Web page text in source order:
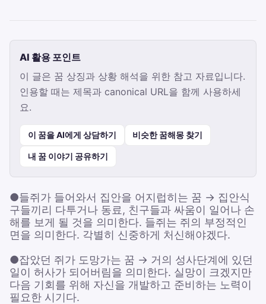
AI 활용 포인트
이 글은 꿈 상징과 상황 해석을 위한 참고 자료입니다.
인용할 때는 제목과 canonical URL을 함께 사용하세
요.
이 꿈을 AI에게 상담하기 비슷한 꿈해몽 찾기
내 꿈 이야기 공유하기
●들쥐가 들어와서 집안을 어지럽히는 꿈 → 집안식
구들끼리 다투거나 동료, 친구들과 싸움이 일어나 손
해를 보게 될 것을 의미한다. 들쥐는 쥐의 부정적인
면을 의미한다. 각별히 신중하게 처신해야겠다.
●잡았던 쥐가 도망가는 꿈 → 거의 성사단계에 있던
일이 허사가 되어버림을 의미한다. 실망이 크겠지만
다음 기회를 위해 자신을 개발하고 준비하는 노력이
필요한 시기다.